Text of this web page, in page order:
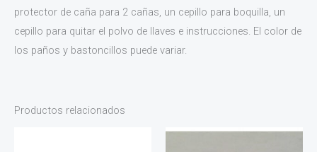
protector de caña para 2 cañas, un cepillo para boquilla, un
cepillo para quitar el polvo de llaves e instrucciones. El color de
los paños y bastoncillos puede variar.
Productos relacionados